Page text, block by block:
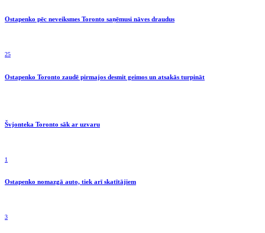
Ostapenko pēc neveiksmes Toronto saņēmusi nāves draudus
25
Ostapenko Toronto zaudē pirmajos desmit geimos un atsakās turpināt
Švjonteka Toronto sāk ar uzvaru
1
Ostapenko nomazgā auto, tiek arī skatītājiem
3